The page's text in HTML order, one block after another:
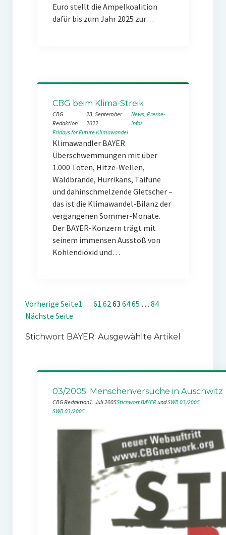
Euro stellt die Ampelkoalition
dafür bis zum Jahr 2025 zur…
CBG beim Klima-Streik
CBG
Redaktion
23. September
2022
News, Presse-
Infos
Fridays for FutureKlimawandel
Klimawandler BAYER
Überschwemmungen mit über
1.000 Toten, Hitze-Wellen,
Waldbrände, Hurrikans, Taifune
und dahinschmelzende Gletscher –
das ist die Klimawandel-Bilanz der
vergangenen Sommer-Monate.
Der BAYER-Konzern trägt mit
seinem immensen Ausstoß von
Kohlendioxid und…
Vorherige Seite1 … 61 6263 6465 … 84
Nächste Seite
Stichwort BAYER: Ausgewählte Artikel
03/2005: Menschenversuche in Auschwitz
CBG Redaktion1. Juli 2005Stichwort BAYER und SWB 03/2005
SWB 03/2005